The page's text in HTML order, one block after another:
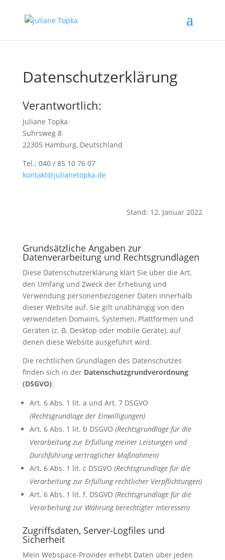
Datenschutzerklärung
Verantwortlich:
Juliane Topka
Suhrsweg 8
22305 Hamburg, Deutschland
Tel.: 040 / 85 10 76 07
kontakt@julianetopka.de
Stand: 12. Januar 2022
Grundsätzliche Angaben zur
Datenverarbeitung und Rechtsgrundlagen
Diese Datenschutzerklärung klärt Sie über die Art,
den Umfang und Zweck der Erhebung und
Verwendung personenbezogener Daten innerhalb
dieser Website auf. Sie gilt unabhängig von den
verwendeten Domains, Systemen, Plattformen und
Geräten (z. B. Desktop oder mobile Geräte), auf
denen diese Website ausgeführt wird.
Die rechtlichen Grundlagen des Datenschutzes
finden sich in der Datenschutzgrundverordnung
(DSGVO):
Art. 6 Abs. 1 lit. a und Art. 7 DSGVO
(Rechtsgrundlage der Einwilligungen)
Art. 6 Abs. 1 lit. b DSGVO (Rechtsgrundlage für die
Verarbeitung zur Erfüllung meiner Leistungen und
Durchführung vertraglicher Maßnahmen)
Art. 6 Abs. 1 lit. c DSGVO (Rechtsgrundlage für die
Verarbeitung zur Erfüllung rechtlicher Verpflichtungen)
Art. 6 Abs. 1 lit. f. DSGVO (Rechtsgrundlage für die
Verarbeitung zur Wahrung berechtigter Interessen)
Zugriffsdaten, Server-Logfiles und
Sicherheit
Mein Webspace-Provider erhebt Daten über jeden